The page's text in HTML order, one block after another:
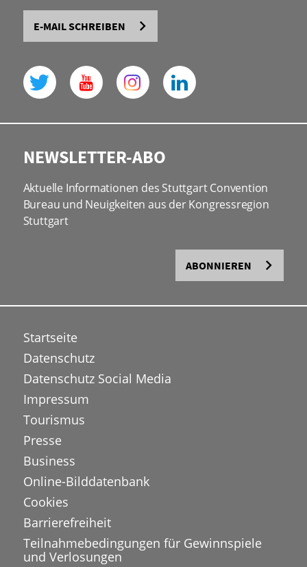
E-MAIL SCHREIBEN
NEWSLETTER-ABO
Aktuelle Informationen des Stuttgart Convention
Bureau und Neuigkeiten aus der Kongressregion
Stuttgart
ABONNIEREN
Startseite
Datenschutz
Datenschutz Social Media
Impressum
Tourismus
Presse
Business
Online-Bilddatenbank
Cookies
Barrierefreiheit
Teilnahmebedingungen für Gewinnspiele
und Verlosungen